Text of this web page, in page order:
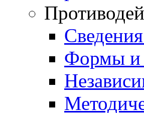
Формы и